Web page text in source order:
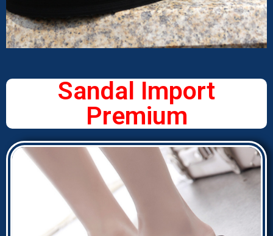
Sandal Import
Premium